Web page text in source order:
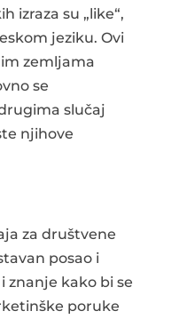
izraza su „like“,
jeziku. Ovi
zemljama
se
slučaj
njihove
za društvene
posao i
znanje kako bi se
poruke